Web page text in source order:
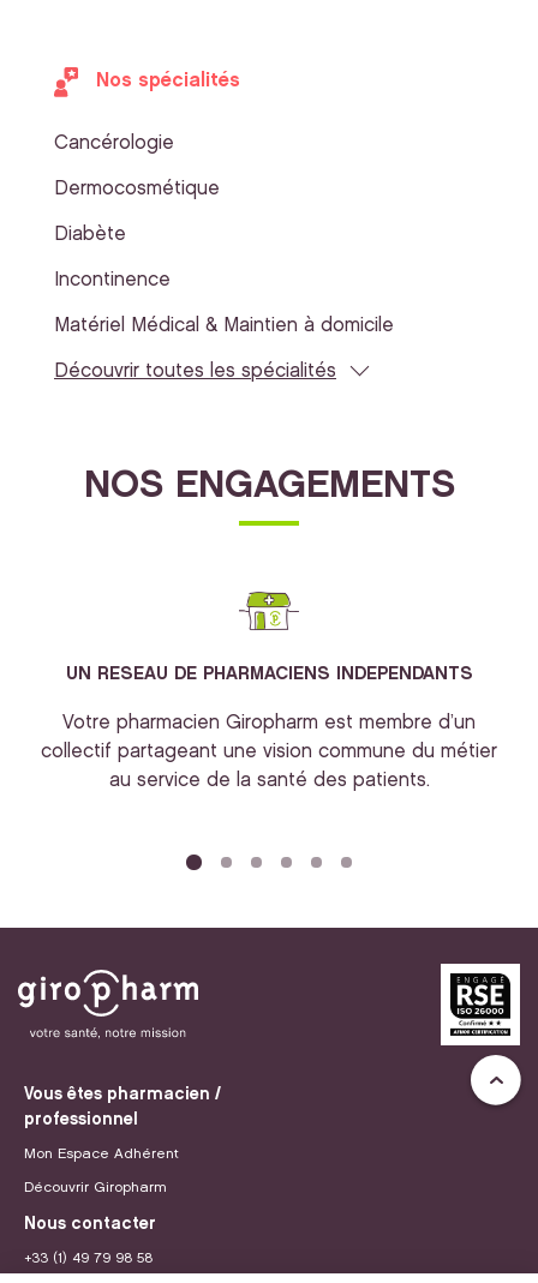
Nos spécialités
Cancérologie
Dermocosmétique
Diabète
Incontinence
Matériel Médical & Maintien à domicile
Découvrir toutes les spécialités
NOS ENGAGEMENTS
UN RESEAU DE PHARMACIENS INDEPENDANTS
Votre pharmacien Giropharm est membre d’un
collectif partageant une vision commune du métier
au service de la santé des patients.
Vous êtes pharmacien /
professionnel
Mon Espace Adhérent
Découvrir Giropharm
Nous contacter
+33 (1) 49 79 98 58